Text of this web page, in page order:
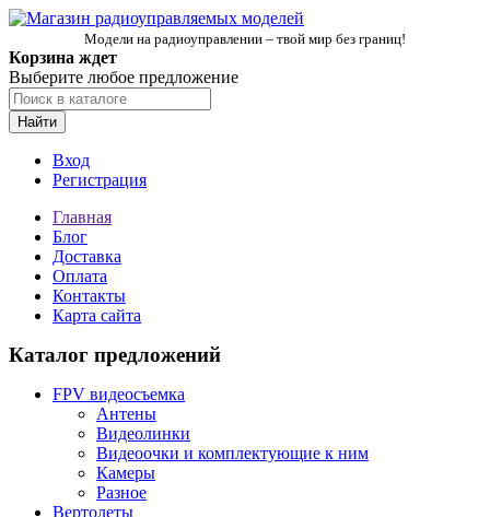
Модели на радиоуправлении – твой мир без границ!
Корзина ждет
Выберите любое предложение
Найти
Вход
Регистрация
Главная
Блог
Доставка
Оплата
Контакты
Карта сайта
Каталог предложений
FPV видеосъемка
Антены
Видеолинки
Видеоочки и комплектующие к ним
Камеры
Разное
Вертолеты